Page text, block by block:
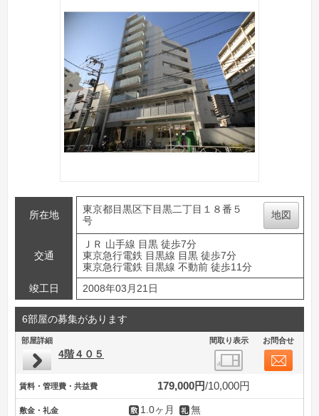
所在地
東京都目黒区下目黒二丁目１８番５
号
地図
交通
ＪＲ 山手線 目黒 徒歩7分
東京急行電鉄 目黒線 目黒 徒歩7分
東京急行電鉄 目黒線 不動前 徒歩11分
竣工日
2008年03月21日
6部屋の募集があります
部屋詳細 間取り表示 お問合せ
4階４０５
賃料・管理費・共益費 179,000円 10,000円
敷金・礼金 1.0ヶ月 無